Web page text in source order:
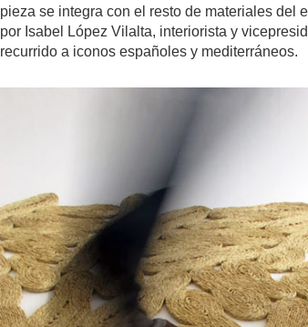
pieza se integra con el resto de materiales del
por Isabel López Vilalta, interiorista y
recurrido a iconos españoles y mediterráneos.